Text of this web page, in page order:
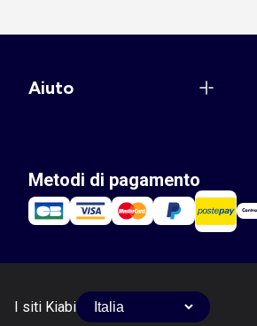
Aiuto
Metodi di pagamento
I siti Kiabi